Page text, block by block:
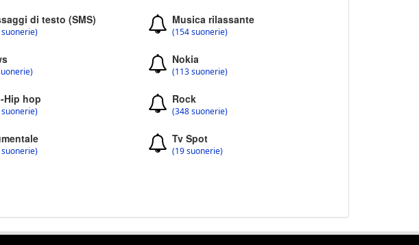
di testo (SMS) Musica rilassante
(154 suonerie)
Nokia
(113 suonerie)
Hip hop Rock
(348 suonerie)
Tv Spot
(19 suonerie)